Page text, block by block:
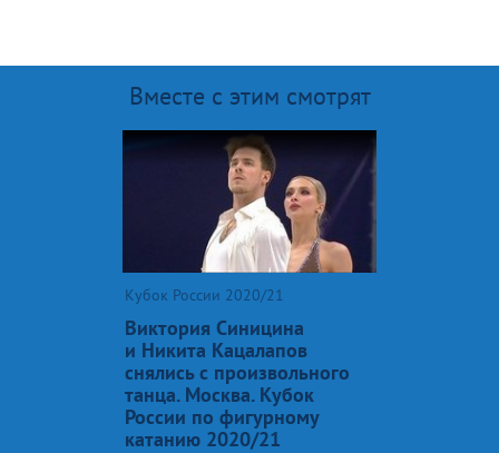
Вместе с этим смотрят
Кубок России 2020/21
Виктория Синицина
и Никита Кацалапов
снялись с произвольного
танца. Москва. Кубок
России по фигурному
катанию 2020/21